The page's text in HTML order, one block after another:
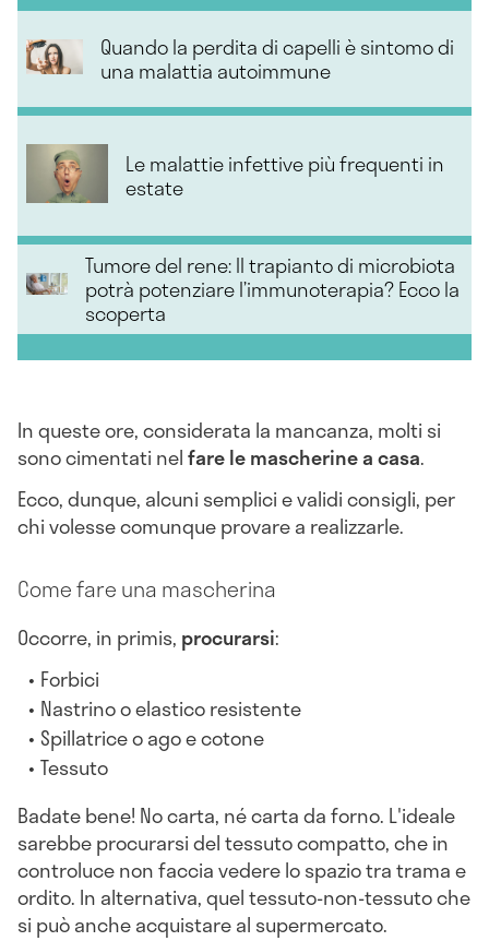
Quando la perdita di capelli è sintomo di
una malattia autoimmune
Le malattie infettive più frequenti in
estate
Tumore del rene: Il trapianto di microbiota
potrà potenziare l’immunoterapia? Ecco la
scoperta
In queste ore, considerata la mancanza, molti si
sono cimentati nelfare le mascherine a casa.
Ecco, dunque, alcuni semplici e validi consigli, per
chi volesse comunque provare a realizzarle.
Come fare una mascherina
Occorre, in primis, procurarsi:
Forbici
Nastrino o elastico resistente
Spillatrice o ago e cotone
Tessuto
Badate bene! No carta, né carta da forno. L'ideale
sarebbe procurarsi del tessuto compatto, che in
controluce non faccia vedere lo spazio tra trama e
ordito. In alternativa, quel tessuto-non-tessuto che
si può anche acquistare al supermercato.